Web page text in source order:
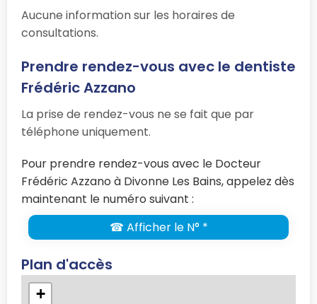
Aucune information sur les horaires de
consultations.
Prendre rendez-vous avec le dentiste
Frédéric Azzano
La prise de rendez-vous ne se fait que par
téléphone uniquement.
Pour prendre rendez-vous avec le Docteur
Frédéric Azzano à Divonne Les Bains, appelez dès
maintenant le numéro suivant :
☎ Afficher le N° *
Plan d'accès
+